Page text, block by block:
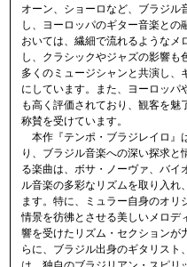
オーン、ショーロなど、ブラジル
し、ヨーロッパのギター音楽との
おいては、繊細で流れるようなメ
し、クラシックやジャズの影響
多くのミュージシャンと共演し、
にしています。また、ヨーロッパ
も高く評価されており、観客を魅
称賛を受けています。
本作『テンポ・ブラジレイロ』
り、ブラジル音楽への深い探求
る楽曲は、ボサ・ノーヴァ、バイ
ル音楽の多彩なリズムを取り入れ
ます。特に、ミュラー自身のオ
情景を彷彿とさせる美しいメロデ
響を受けたリズム・セクションが
らに、ブラジル出身のギタリスト